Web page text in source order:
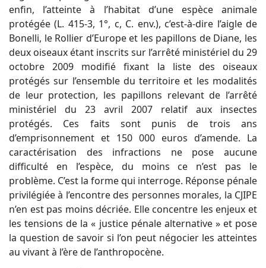
enfin, l’atteinte à l’habitat d’une espèce animale
protégée (L. 415-3, 1°, c, C. env.), c’est-à-dire l’aigle de
Bonelli, le Rollier d’Europe et les papillons de Diane, les
deux oiseaux étant inscrits sur l’arrêté ministériel du 29
octobre 2009 modifié fixant la liste des oiseaux
protégés sur l’ensemble du territoire et les modalités
de leur protection, les papillons relevant de l’arrêté
ministériel du 23 avril 2007 relatif aux insectes
protégés. Ces faits sont punis de trois ans
d’emprisonnement et 150 000 euros d’amende. La
caractérisation des infractions ne pose aucune
difficulté en l’espèce, du moins ce n’est pas le
problème. C’est la forme qui interroge. Réponse pénale
privilégiée à l’encontre des personnes morales, la CJIPE
n’en est pas moins décriée. Elle concentre les enjeux et
les tensions de la « justice pénale alternative » et pose
la question de savoir si l’on peut négocier les atteintes
au vivant à l’ère de l’anthropocène.